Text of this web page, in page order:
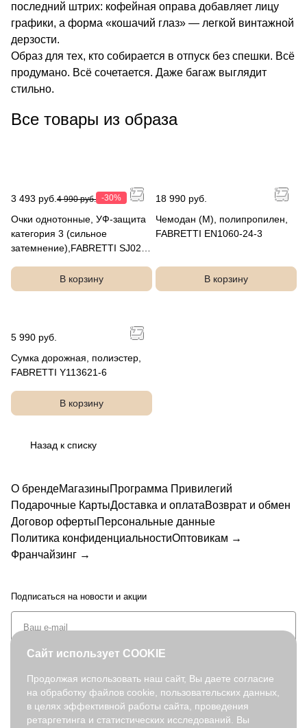
последний штрих: кофейная оправа добавляет лицу
графики, а форма «кошачий глаз» — легкой винтажной
дерзости.
Образ для тех, кто собирается в отпуск без спешки. Всё
продумано. Всё сочетается. Даже багаж выглядит
стильно.
Все товары из образа
3 493 руб. 4 990 руб. -30%
Очки однотонные, УФ-защита
категория 3 (сильное
затемнение),FABRETTI SJ024-
В корзину
18 990 руб.
Чемодан (M), полипропилен,
FABRETTI EN1060-24-3
В корзину
5 990 руб.
Сумка дорожная, полиэстер,
FABRETTI Y113621-6
В корзину
Назад к списку
О брендеМагазиныПрограмма Привилегий
Подарочные КартыДоставка и оплатаВозврат и обмен
Договор офертыПерсональные данные
Политика конфиденциальностиОптовикам →
Франчайзинг →
Подписаться на новости и акции
+7 (495) 127-08-52
order@fabretti.ru
Сайт использует COOKIE
Продолжая использовать наш сайт, Вы даете согласие
на обработку файлов cookie, пользовательских данных,
в целях эффективной работы сайта, проведения
ретаргетинга и статистических исследований. Вы